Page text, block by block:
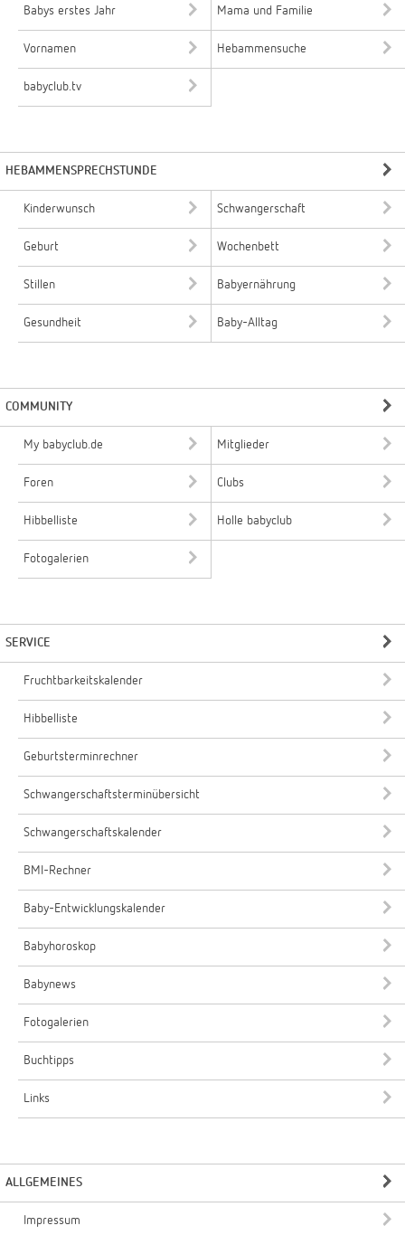
Babys erstes Jahr Mama und Familie
Vornamen Hebammensuche
babyclub.tv
HEBAMMENSPRECHSTUNDE
Kinderwunsch Schwangerschaft
Geburt Wochenbett
Stillen Babyernährung
Gesundheit Baby-Alltag
COMMUNITY
My babyclub.de Mitglieder
Foren Clubs
Hibbelliste Holle babyclub
Fotogalerien
SERVICE
Fruchtbarkeitskalender
Hibbelliste
Geburtsterminrechner
Schwangerschaftsterminübersicht
Schwangerschaftskalender
BMI-Rechner
Baby-Entwicklungskalender
Babyhoroskop
Babynews
Fotogalerien
Buchtipps
Links
ALLGEMEINES
Impressum